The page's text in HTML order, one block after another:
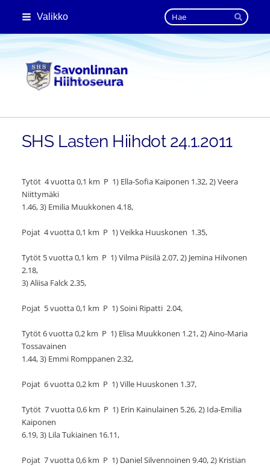
Siirry
sisältöön
Valikko Haku
Hae
Savonlinnan Hiihtoseura
SHS Lasten Hiihdot 24.1.2011
Tytöt 4 vuotta 0,1 km P 1) Ella-Sofia Kaiponen 1.32, 2) Veera
Niittymäki
1.46, 3) Emilia Muukkonen 4.18,
Pojat 4 vuotta 0,1 km P 1) Veikka Huuskonen 1.35,
Tytöt 5 vuotta 0,1 km P 1) Vilma Piisilä 2.07, 2) Jemina Hilvonen
2.18,
3) Aliisa Falck 2.35,
Pojat 5 vuotta 0,1 km P 1) Soini Ripatti 2.04,
Tytöt 6 vuotta 0,2 km P 1) Elisa Muukkonen 1.21, 2) Aino-Maria
Tossavainen
1.44, 3) Emmi Romppanen 2.32,
Pojat 6 vuotta 0,2 km P 1) Ville Huuskonen 1.37,
Tytöt 7 vuotta 0,6 km P 1) Erin Kainulainen 5.26, 2) Ida-Emilia
Kaiponen
6.19, 3) Lila Tukiainen 16.11,
Pojat 7 vuotta 0,6 km P 1) Daniel Silvennoinen 9.40, 2) Kristian